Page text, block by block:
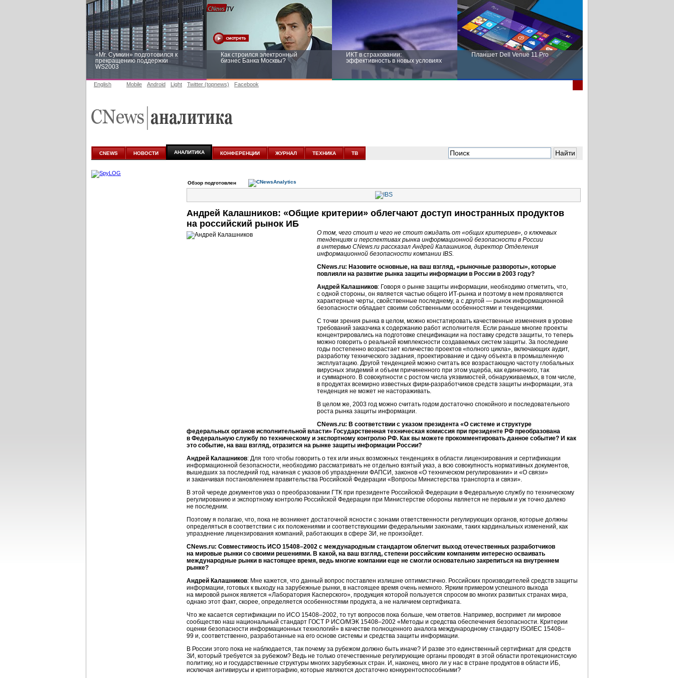
«Mr. Сумкин» подготовился к
прекращению поддержки
WS2003
Как строился электронный
бизнес Банка Москвы?
ИКТ в страховании:
эффективность в новых условиях
Планшет Dell Venue 11 Pro
аналитике
новых условиях
English Mobile Android Light Twitter (topnews) Facebook
CNEWS НОВОСТИ АНАЛИТИКА КОНФЕРЕНЦИИ ЖУРНАЛ ТЕХНИКА ТВ
Обзор подготовлен
Андрей Калашников: «Общие критерии» облегчают доступ иностранных продуктов
на российский рынок ИБ
О том, чего стоит и чего не стоит ожидать от «общих критериев», о ключевых
тенденциях и перспективах рынка информационной безопасности в России
в интервью CNews.ru рассказал Андрей Калашников, директор Отделения
информационной безопасности компании IBS.
CNews.ru: Назовите основные, на ваш взгляд, «рыночные развороты», которые
повлияли на развитие рынка защиты информации в России в 2003 году?
Андрей Калашников: Говоря о рынке защиты информации, необходимо отметить, что,
с одной стороны, он является частью общего ИТ-рынка и поэтому в нем проявляются
характерные черты, свойственные последнему, а с другой — рынок информационной
безопасности обладает своими собственными особенностями и тенденциями.
С точки зрения рынка в целом, можно констатировать качественные изменения в уровне
требований заказчика к содержанию работ исполнителя. Если раньше многие проекты
концентрировались на подготовке спецификации на поставку средств защиты, то теперь
можно говорить о реальной комплексности создаваемых систем защиты. За последние
годы постепенно возрастает количество проектов «полного цикла», включающих аудит,
разработку технического задания, проектирование и сдачу объекта в промышленную
эксплуатацию. Другой тенденцией можно считать все возрастающую частоту глобальных
вирусных эпидемий и объем причиненного при этом ущерба, как единичного, так
и суммарного. В совокупности с ростом числа уязвимостей, обнаруживаемых, в том числе,
в продуктах всемирно известных фирм-разработчиков средств защиты информации, эта
тенденция не может не настораживать.
В целом же, 2003 год можно считать годом достаточно спокойного и последовательного
роста рынка защиты информации.
CNews.ru: В соответствии с указом президента «О системе и структуре
федеральных органов исполнительной власти» Государственная техническая комиссия при президенте РФ преобразована
в Федеральную службу по техническому и экспортному контролю РФ. Как вы можете прокомментировать данное событие? И как
это событие, на ваш взгляд, отразится на рынке защиты информации России?
Андрей Калашников: Для того чтобы говорить о тех или иных возможных тенденциях в области лицензирования и сертификации
информационной безопасности, необходимо рассматривать не отдельно взятый указ, а всю совокупность нормативных документов,
вышедших за последний год, начиная с указов об упразднении ФАПСИ, законов «О техническом регулировании» и «О связи»
и заканчивая постановлением правительства Российской Федерации «Вопросы Министерства транспорта и связи».
В этой череде документов указ о преобразовании ГТК при президенте Российской Федерации в Федеральную службу по техническому
регулированию и экспортному контролю Российской Федерации при Министерстве обороны является не первым и уж точно далеко
не последним.
Поэтому я полагаю, что, пока не возникнет достаточной ясности с зонами ответственности регулирующих органов, которые должны
определяться в соответствии с их положениями и соответствующими федеральными законами, таких кардинальных изменений, как
упразднение лицензирования компаний, работающих в сфере ЗИ, не произойдет.
CNews.ru: Совместимость ИСО 15408–2002 с международным стандартом облегчит выход отечественных разработчиков
на мировые рынки со своими решениями. В какой, на ваш взгляд, степени российским компаниям интересно осваивать
международные рынки в настоящее время, ведь многие компании еще не смогли основательно закрепиться на внутреннем
рынке?
Андрей Калашников: Мне кажется, что данный вопрос поставлен излишне оптимистично. Российских производителей средств защиты
информации, готовых к выходу на зарубежные рынки, в настоящее время очень немного. Ярким примером успешного выхода
на мировой рынок является «Лаборатория Касперского», продукция которой пользуется спросом во многих развитых странах мира,
однако этот факт, скорее, определяется особенностями продукта, а не наличием сертификата.
Что же касается сертификации по ИСО 15408–2002, то тут вопросов пока больше, чем ответов. Например, воспримет ли мировое
сообщество наш национальный стандарт ГОСТ Р ИСО/МЭК 15408–2002 «Методы и средства обеспечения безопасности. Критерии
оценки безопасности информационных технологий» в качестве полноценного аналога международному стандарту ISO/IEC 15408–
99 и, соответственно, разработанные на его основе системы и средства защиты информации.
В России этого пока не наблюдается, так почему за рубежом должно быть иначе? И разве это единственный сертификат для средств
ЗИ, который требуется за рубежом? Ведь не только отечественные регулирующие органы проводят в этой области протекционистскую
политику, но и государственные структуры многих зарубежных стран. И, наконец, много ли у нас в стране продуктов в области ИБ,
исключая антивирусы и криптографию, которые являются достаточно конкурентоспособными?